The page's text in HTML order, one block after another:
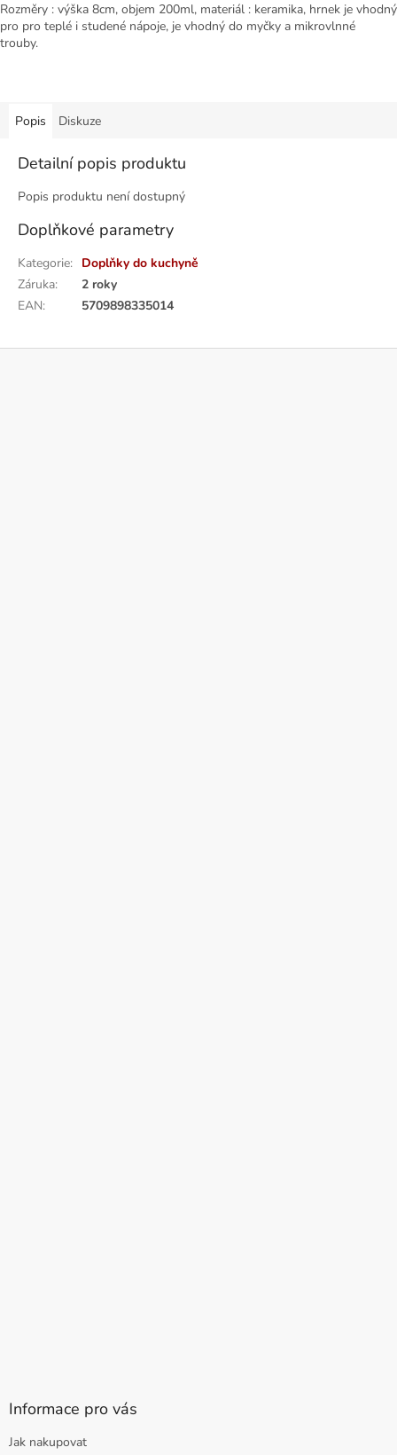
Rozměry : výška 8cm, objem 200ml, materiál : keramika, hrnek je vhodný
pro pro teplé i studené nápoje, je vhodný do myčky a mikrovlnné
trouby.
Popis Diskuze
Detailní popis produktu
Popis produktu není dostupný
Doplňkové parametry
Kategorie: Doplňky do kuchyně
Záruka:
2 roky
EAN: 5709898335014
Z
Informace pro vás
Jak nakupovat